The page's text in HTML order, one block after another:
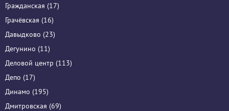
Гражданская (17)
Грачёвская (16)
Давыдково (23)
Дегунино (11)
Деловой центр (113)
Депо (17)
Динамо (195)
Дмитровская (69)